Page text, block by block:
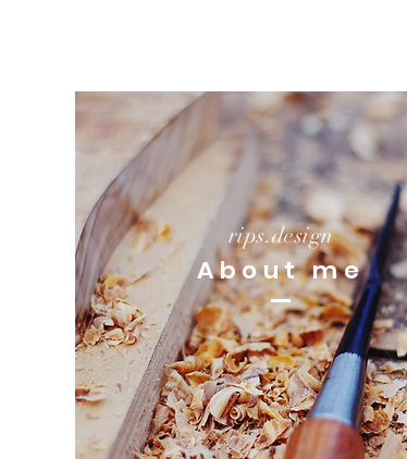
rips.design
About me